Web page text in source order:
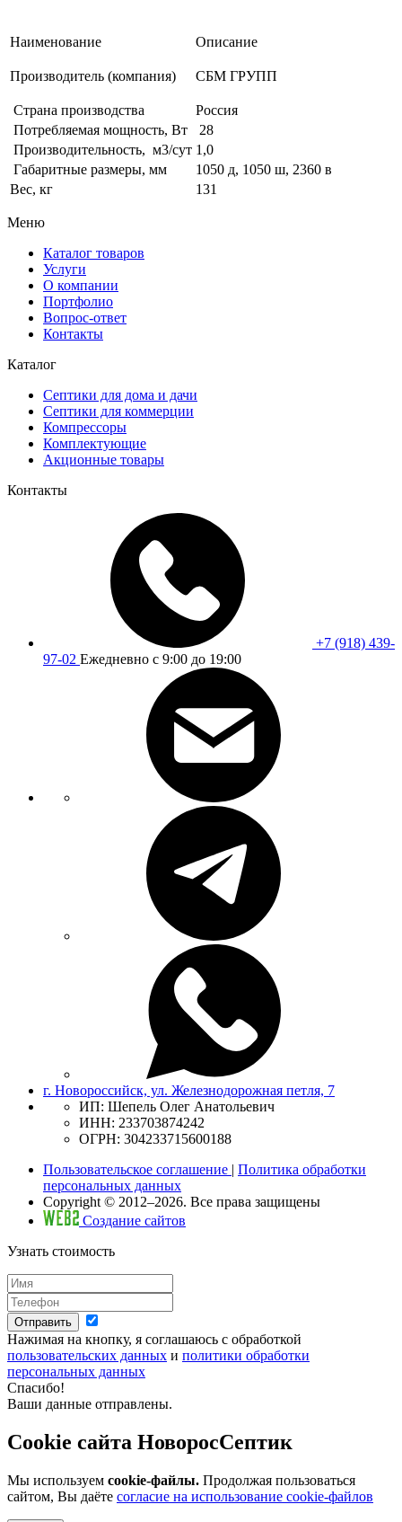
Наименование Описание
Производитель (компания) СБМ ГРУПП
Страна производства
Россия
Потребляемая мощность, Вт
28
Производительность, м3/сут 1,0
Габаритные размеры, мм
1050 д, 1050 ш, 2360 в
Вес, кг
131
Меню
Каталог товаров
Услуги
О компании
Портфолио
Вопрос-ответ
Контакты
Каталог
Септики для дома и дачи
Септики для коммерции
Компрессоры
Комплектующие
Акционные товары
Контакты
+7 (918) 439-
97-02 Ежедневно с 9:00 до 19:00
г. Новороссийск, ул. Железнодорожная петля, 7
ИП: Шепель Олег Анатольевич
ИНН: 233703874242
ОГРН: 304233715600188
Пользовательское соглашение | Политика обработки
персональных данных
Copyright © 2012–2026. Все права защищены
Создание сайтов
Узнать стоимость
Отправить
Нажимая на кнопку, я соглашаюсь с обработкой
пользовательских данных и политики обработки
персональных данных
Спасибо!
Ваши данные отправлены.
Cookie сайта НоворосСептик
Мы используем cookie-файлы. Продолжая пользоваться
сайтом, Вы даёте согласие на использование cookie-файлов